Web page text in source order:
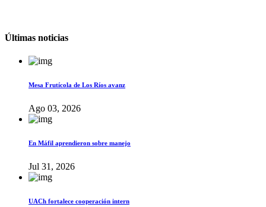
Últimas noticias
Mesa Frutícola de Los Ríos avanz
Ago 03, 2026
En Máfil aprendieron sobre manejo
Jul 31, 2026
UACh fortalece cooperación intern